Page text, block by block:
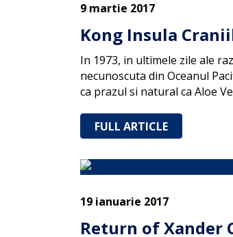
9 martie 2017
Kong Insula
In 1973, in ultimele zile ale
necunoscuta din Oceanul
ca prazul si natural ca Aloe
FULL ARTICLE
19 ianuarie 2017
Return of Xander